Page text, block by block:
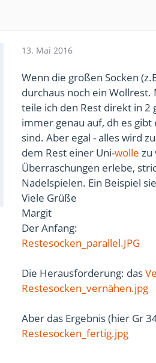
13. Mai 2016
Wenn die großen Socken
durchaus noch ein Wollrest.
teile ich den Rest direkt in 2
immer genau auf, dh es
sind. Aber egal - alles wird
dem Rest einer Uni-wolle zu
Überraschungen erlebe,
Nadelspielen. Ein Beispiel
Viele Grüße
Margit
Der Anfang:
Restesocken_parallel.JPG
Die Herausforderung: das
Restesocken_vernähen.jpg
Aber das Ergebnis (hier Gr
Restesocken_fertig.jpg